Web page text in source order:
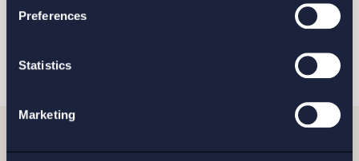
Preferences
Statistics
Marketing